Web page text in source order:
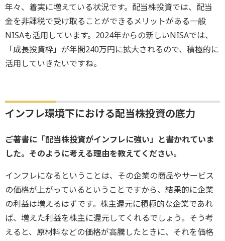
年々、着実に増えている状況です。配当株投資では、配当
金を非課税で受け取ることができるメリットがある一般
NISAも活用しています。2024年からの新しいNISAでは、
「成長投資枠」が年間240万円に拡大されるので、積極的に
活用していきたいですね。
インフレ環境下における配当株投資の底力
――ご著書に「配当株投資がインフレに強い」と書かれていま
した。そのように考える理由を教えてください。
インフレになるということは、その企業の商品やサービス
の価格が上がっているということですから、結果的に企業
の利益は増えるはずです。株主還元に積極的な企業であれ
ば、増えた利益を株主に還元してくれるでしょう。そう考
えると、原材料などの価格が高騰したときに、それを価格